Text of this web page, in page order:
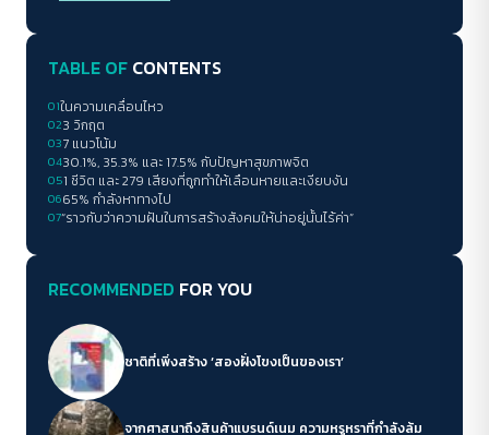
TABLE OF CONTENTS
01ในความเคลื่อนไหว
023 วิกฤต
037 แนวโน้ม
0430.1%, 35.3% และ 17.5% กับปัญหาสุขภาพจิต
051 ชีวิต และ 279 เสียงที่ถูกทำให้เลือนหายและเงียบงัน
0665% กำลังหาทางไป
07“ราวกับว่าความฝันในการสร้างสังคมให้น่าอยู่นั้นไร้ค่า”
RECOMMENDED FOR YOU
ชาติที่เพิ่งสร้าง ‘สองฝั่งโขงเป็นของเรา’
จากศาสนาถึงสินค้าแบรนด์เนม ความหรูหราที่กำลังล้ม